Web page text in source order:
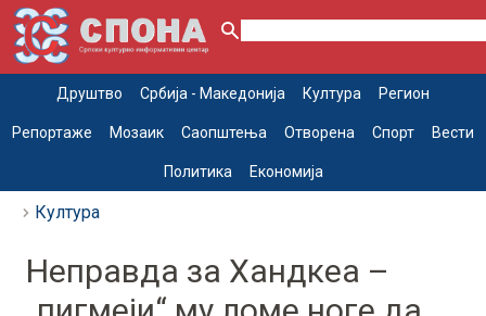
Друштво Србија - Македонија Култура Регион
Репортаже Мозаик Саопштења Отворена Спорт Вести
Политика Економија
Култура
Неправда за Хандкеа –